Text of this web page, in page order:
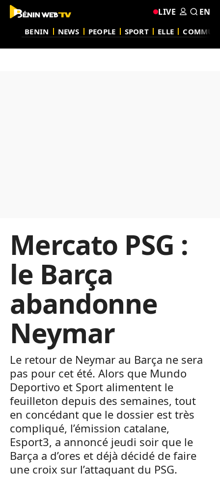
BENIN NEWS PEOPLE SPORT ELLE
LIVE EN
Mercato PSG :
le Barça
abandonne
Neymar
Le retour de Neymar au Barça ne sera
pas pour cet été. Alors que Mundo
Deportivo et Sport alimentent le
feuilleton depuis des semaines, tout
en concédant que le dossier est très
compliqué, l’émission catalane,
Esport3, a annoncé jeudi soir que le
Barça a d’ores et déjà décidé de faire
une croix sur l’attaquant du PSG.